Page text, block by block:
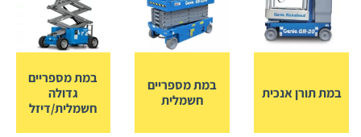
במת תורן אנכית
במת מספריים
חשמלית
במת מספריים
גדולה
חשמלית/דיזל